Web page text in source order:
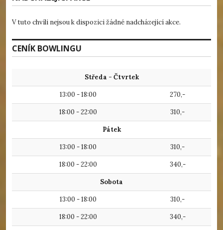
V tuto chvíli nejsou k dispozici žádné nadcházející akce.
CENÍK BOWLINGU
Středa - Čtvrtek
13:00 - 18:00 270,-
18:00 - 22:00 310,-
Pátek
13:00 - 18:00 310,-
18:00 - 22:00 340,-
Sobota
13:00 - 18:00 310,-
18:00 - 22:00 340,-